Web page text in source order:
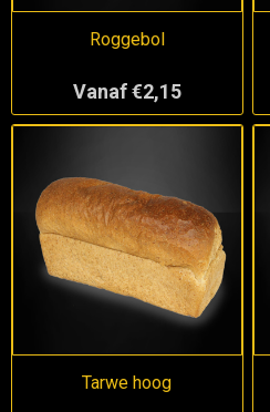
Roggebol
Vanaf €2,15
Tarwe hoog